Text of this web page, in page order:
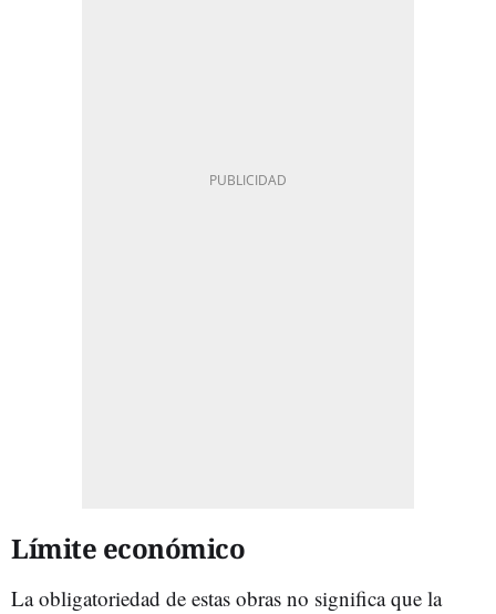
Límite económico
La obligatoriedad de estas obras no significa que la